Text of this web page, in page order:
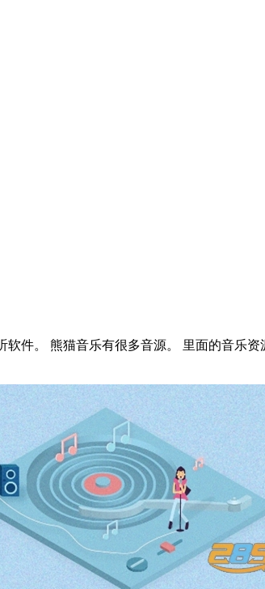
件。 熊猫音乐有很多音源。 里面的音乐